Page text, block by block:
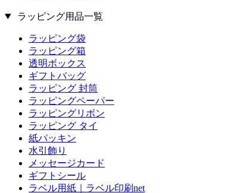
ラッピング用品一覧
ラッピング袋
ラッピング箱
透明ボックス
ギフトバッグ
ラッピング 封筒
ラッピングペーパー
ラッピングリボン
ラッピング タイ
紙パッキン
水引飾り
メッセージカード
ギフトシール
ラベル用紙｜ラベル印刷net